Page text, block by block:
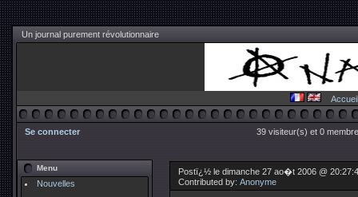
Un journal purement révolutionnaire
Accueil
Se connecter 39 visiteur(s) et 0
Menu
Nouvelles
Postï¿½ le dimanche 27 ao�t 2006 @
Contributed by: Anonyme